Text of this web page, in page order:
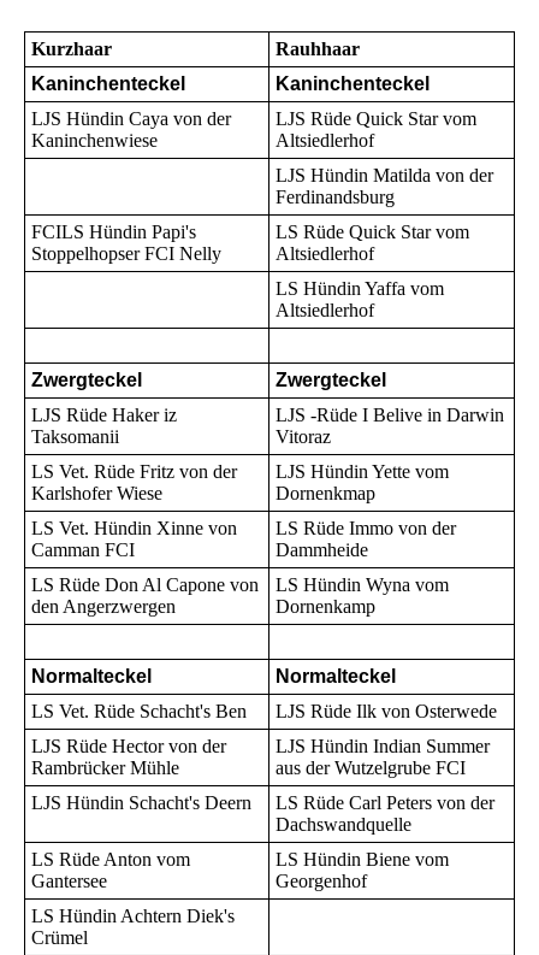
Kurzhaar
Rauhhaar
Kaninchenteckel
Kaninchenteckel
LJS Hündin Caya von der
Kaninchenwiese
LJS Rüde Quick Star vom
Altsiedlerhof
LJS Hündin Matilda von der
Ferdinandsburg
FCILS Hündin Papi's
Stoppelhopser FCI Nelly
LS Rüde Quick Star vom
Altsiedlerhof
LS Hündin Yaffa vom
Altsiedlerhof
Zwergteckel
Zwergteckel
LJS Rüde Haker iz
Taksomanii
LJS -Rüde I Belive in Darwin
Vitoraz
LS Vet. Rüde Fritz von der
Karlshofer Wiese
LJS Hündin Yette vom
Dornenkmap
LS Vet. Hündin Xinne von
Camman FCI
LS Rüde Immo von der
Dammheide
LS Rüde Don Al Capone von
den Angerzwergen
LS Hündin Wyna vom
Dornenkamp
Normalteckel
Normalteckel
LS Vet. Rüde Schacht's Ben
LJS Rüde Ilk von Osterwede
LJS Rüde Hector von der
Rambrücker Mühle
LJS Hündin Indian Summer
aus der Wutzelgrube FCI
LJS Hündin Schacht's Deern
LS Rüde Carl Peters von der
Dachswandquelle
LS Rüde Anton vom
Gantersee
LS Hündin Biene vom
Georgenhof
LS Hündin Achtern Diek's
Crümel